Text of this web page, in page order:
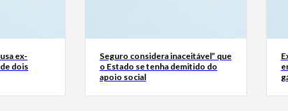
ex-
dois
Seguro considera inaceitável” que
o Estado se tenha demitido do
apoio social